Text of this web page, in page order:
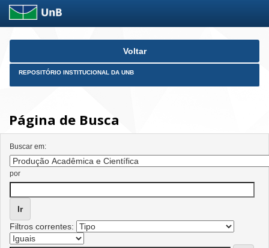
Skip
Voltar
REPOSITÓRIO INSTITUCIONAL DA UNB
Página de Busca
Buscar em:
por
Filtros correntes: